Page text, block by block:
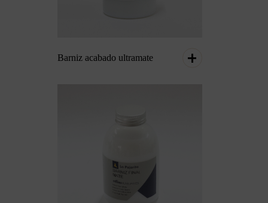
Barniz acabado ultramate